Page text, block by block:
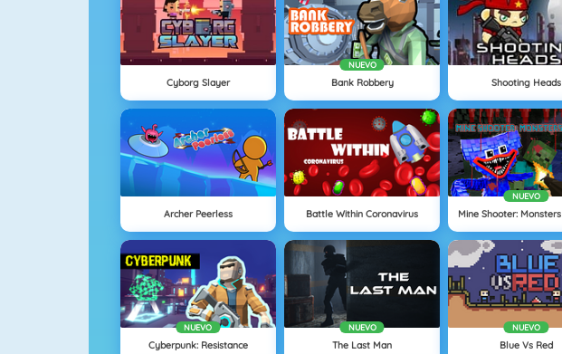
Cyborg Slayer
NUEVO
Bank Robbery Shooting Heads
Archer Peerless Battle Within Coronavirus
NUEVO
Mine Shooter:
NUEVO
Cyberpunk: Resistance
NUEVO
The Last Man
NUEVO
Blue Vs Red